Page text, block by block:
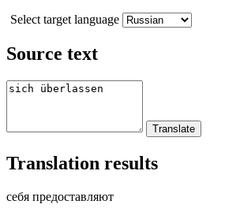
Select target language
Source text
Translation results
себя предоставляют